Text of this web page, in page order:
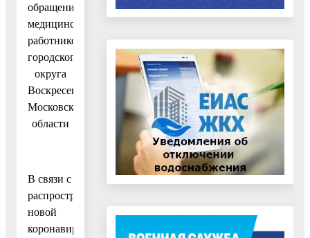
обращений
медицинских
работников
городского
округа
Воскресенск
Московской
области
В связи с
распространением
новой
коронавирусной